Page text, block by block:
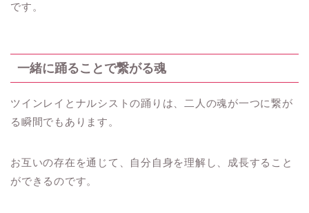
です。
一緒に踊ることで繋がる魂
ツインレイとナルシストの踊りは、二人の魂が一つに繋が
る瞬間でもあります。
お互いの存在を通じて、自分自身を理解し、成長すること
ができるのです。